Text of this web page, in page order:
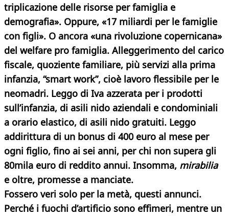
triplicazione delle risorse per famiglia e
demografia». Oppure, «17 miliardi per le famiglie
con figli». O ancora «una rivoluzione copernicana»
del welfare pro famiglia. Alleggerimento del carico
fiscale, quoziente familiare, più servizi alla prima
infanzia, “smart work”, cioè lavoro flessibile per le
neomadri. Leggo di Iva azzerata per i prodotti
sull’infanzia, di asili nido aziendali e condominiali
a orario elastico, di asili nido gratuiti. Leggo
addirittura di un bonus di 400 euro al mese per
ogni figlio, fino ai sei anni, per chi non supera gli
80mila euro di reddito annui. Insomma, mirabilia
e oltre, promesse a manciate.
Fossero veri solo per la metà, questi annunci.
Perché i fuochi d’artificio sono effimeri, mentre un